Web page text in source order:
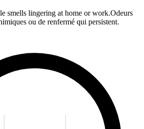
smells lingering at home or work.Odeurs
ou de renfermé qui persistent.